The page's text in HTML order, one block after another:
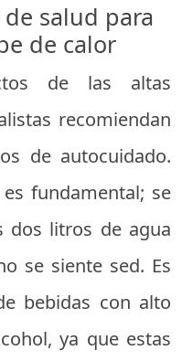
salud para
de calor
de las altas
recomiendan
de autocuidado.
fundamental; se
dos litros de agua
se siente sed. Es
bebidas con alto
ya que estas